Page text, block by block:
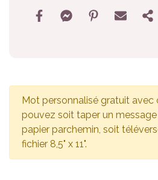
Mot personnalisé gratuit avec
pouvez soit taper un
papier parchemin, soit
fichier 8,5" x 11".